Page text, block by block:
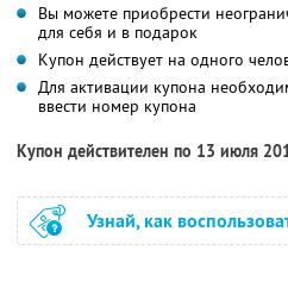
Вы можете приобрести
для себя и в подарок
Купон действует на одного
Для активации купона
ввести номер купона
Купон действителен по 13 июля
Узнай, как